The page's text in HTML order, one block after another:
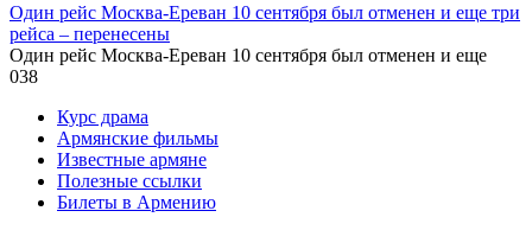
Один рейс Москва-Ереван 10 сентября был отменен и еще три
рейса – перенесены
Один рейс Москва-Ереван 10 сентября был отменен и еще
038
Курс драма
Армянские фильмы
Известные армяне
Полезные ссылки
Билеты в Армению